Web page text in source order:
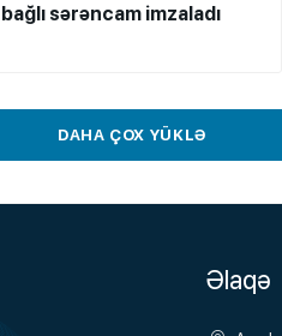
bağlı sərəncam imzaladı
DAHA ÇOX YÜKLƏ
Əlaqə